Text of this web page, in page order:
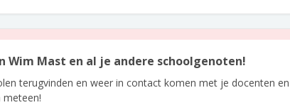
Mast en al je andere schoolgenoten!
terugvinden en weer in contact komen met je docenten en
meteen!